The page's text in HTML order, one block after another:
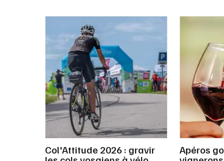
Col'Attitude 2026 : gravir Apéros